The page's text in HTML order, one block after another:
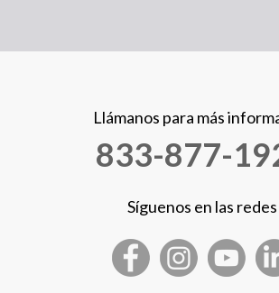
Llámanos para más
833-877-
Síguenos en las redes